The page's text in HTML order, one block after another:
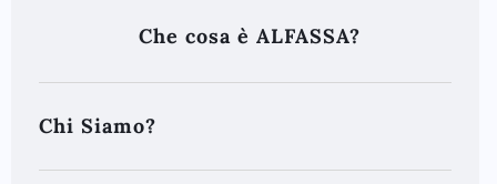
Che cosa è ALFASSA?
Chi Siamo?